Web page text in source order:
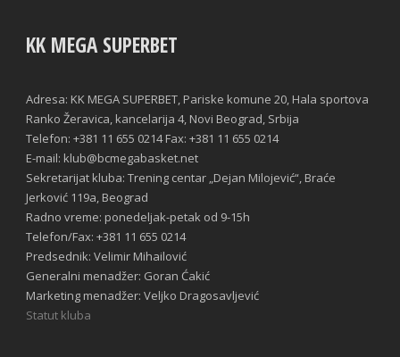
KK MEGA SUPERBET
Adresa: KK MEGA SUPERBET, Pariske komune 20, Hala sportova
Ranko Žeravica, kancelarija 4, Novi Beograd, Srbija
Telefon: +381 11 655 0214 Fax: +381 11 655 0214
E-mail: klub@bcmegabasket.net
Sekretarijat kluba: Trening centar „Dejan Milojević“, Braće
Jerković 119a, Beograd
Radno vreme: ponedeljak-petak od 9-15h
Telefon/Fax: +381 11 655 0214
Predsednik: Velimir Mihailović
Generalni menadžer: Goran Ćakić
Marketing menadžer: Veljko Dragosavljević
Statut kluba